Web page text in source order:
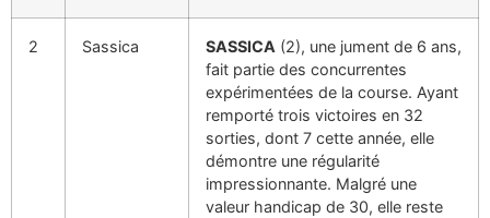
2 Sassica SASSICA (2), une jument de 6 ans,
fait partie des concurrentes
expérimentées de la course. Ayant
remporté trois victoires en 32
sorties, dont 7 cette année, elle
démontre une régularité
impressionnante. Malgré une
valeur handicap de 30, elle reste